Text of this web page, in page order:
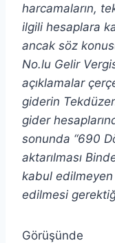
harcamaların,
ilgili hesaplara
ancak söz
No.lu Gelir
açıklamalar
giderin
gider
sonunda “690
aktarılması
kabul
edilmesi
Görüşünde